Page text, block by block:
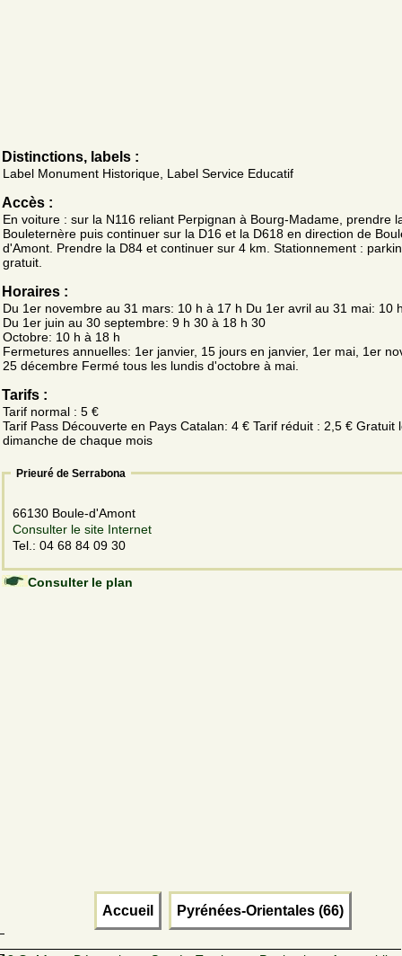
Distinctions, labels :
Label Monument Historique, Label Service Educatif
Accès :
En voiture : sur la N116 reliant Perpignan à Bourg-Madame, prendre
Bouleternère puis continuer sur la D16 et la D618 en direction de
d'Amont. Prendre la D84 et continuer sur 4 km. Stationnement :
gratuit.
Horaires :
Du 1er novembre au 31 mars: 10 h à 17 h Du 1er avril au 31 mai: 10
Du 1er juin au 30 septembre: 9 h 30 à 18 h 30
Octobre: 10 h à 18 h
Fermetures annuelles: 1er janvier, 15 jours en janvier, 1er mai, 1er
25 décembre Fermé tous les lundis d'octobre à mai.
Tarifs :
Tarif normal : 5 €
Tarif Pass Découverte en Pays Catalan: 4 € Tarif réduit : 2,5 € Gratuit
dimanche de chaque mois
Prieuré de Serrabona
66130 Boule-d'Amont
Consulter le site Internet
Tel.: 04 68 84 09 30
Consulter le plan
Accueil Pyrénées-Orientales (66)